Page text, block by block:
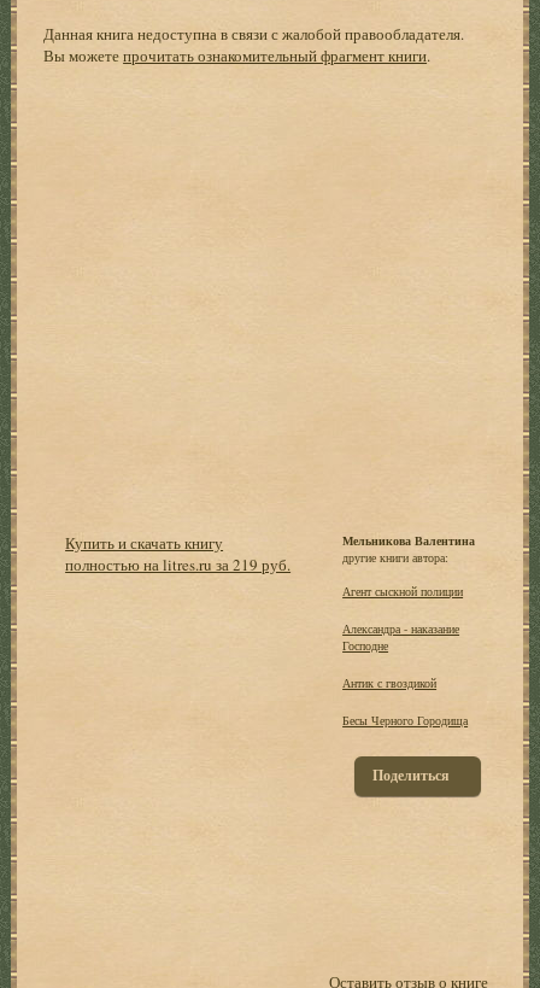
Данная книга недоступна в связи с жалобой правообладателя.
Вы можетепрочитать ознакомительный фрагмент книги.
Купить и скачать книгу
полностью на litres.ru за 219 руб.
Мельникова Валентина
другие книги автора:
Агент сыскной полиции
Александра - наказание
Господне
Антик с гвоздикой
Бесы Черного Городища
Поделиться
Оставить отзыв о книге